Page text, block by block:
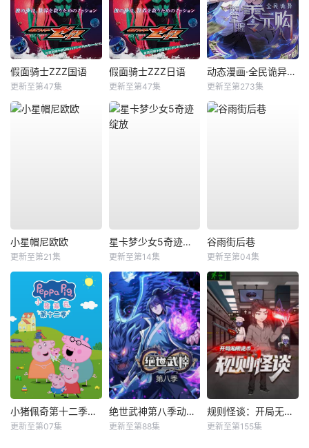
假面骑士ZZZ国语
更新至第47集
假面骑士ZZZ日语
更新至第47集
动态漫画·全民诡异：开局掌握零元购
更新至第273集
小星帽尼欧欧
更新至第21集
星卡梦少女5奇迹绽放
更新至第14集
谷雨街后巷
更新至第04集
小猪佩奇第十二季国语
更新至第07集
绝世武神第八季动态漫
更新至第88集
规则怪谈：开局无限诡币动态漫
更新至第155集